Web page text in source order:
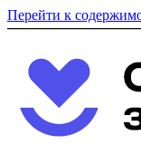
Перейти к